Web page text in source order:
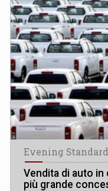
Evening Standard
Vendita di auto in
più grande